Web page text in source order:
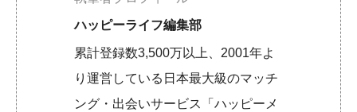
ハッピーライフ編集部
累計登録数3,500万以上、2001年よ
り運営している日本最大級のマッチ
ング・出会いサービス「ハッピーメ